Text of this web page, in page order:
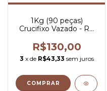
1Kg (90 peças)
Crucifixo Vazado - R$
R$130,00
3 x de R$43,33 sem juros
COMPRAR